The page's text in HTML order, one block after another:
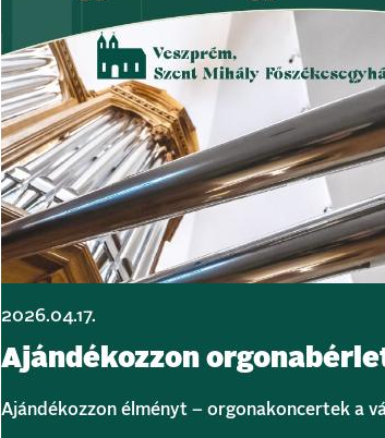
2026.04.17.
Ajándékozzon
Ajándékozzon élményt – orgonakoncertek a